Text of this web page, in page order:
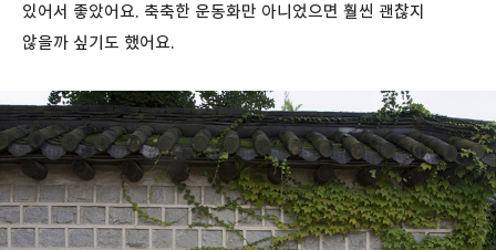
있어서 좋았어요. 축축한 운동화만 아니었으면 훨씬 괜찮지
않을까 싶기도 했어요.